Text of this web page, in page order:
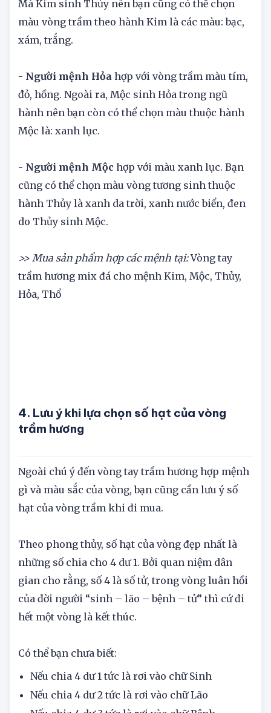
Mà Kim sinh Thủy nên bạn cũng có thể chọn
màu vòng trầm theo hành Kim là các màu: bạc,
-Người mệnh Hỏahợp với vòng trầm màu tím,
đỏ, hồng. Ngoài ra, Mộc sinh Hỏa trong ngũ
hành nên bạn còn có thể chọn màu thuộc hành
-Người mệnh Mộchợp với màu xanh lục. Bạn
cũng có thể chọn màu vòng tương sinh thuộc
hành Thủy là xanh da trời, xanh nước biển, đen
>> Mua sản phẩm hợp các mệnh tại:Vòng tay
trầm hương mix đá cho mệnh Kim, Mộc, Thủy,
4. Lưu ý khi lựa chọn số hạt của vòng
trầm hương
Ngoài chú ý đến vòng tay trầm hương hợp mệnh
gì và màu sắc của vòng, bạn cũng cần lưu ý số
Theo phong thủy, số hạt của vòng đẹp nhất là
những số chia cho 4 dư 1. Bởi quan niệm dân
gian cho rằng, số 4 là số tử, trong vòng luân hồi
của đời người “sinh – lão – bệnh – tử” thì cứ đi
Có thể bạn chưa biết:
Nếu chia 4 dư 1 tức là rơi vào chữ Sinh